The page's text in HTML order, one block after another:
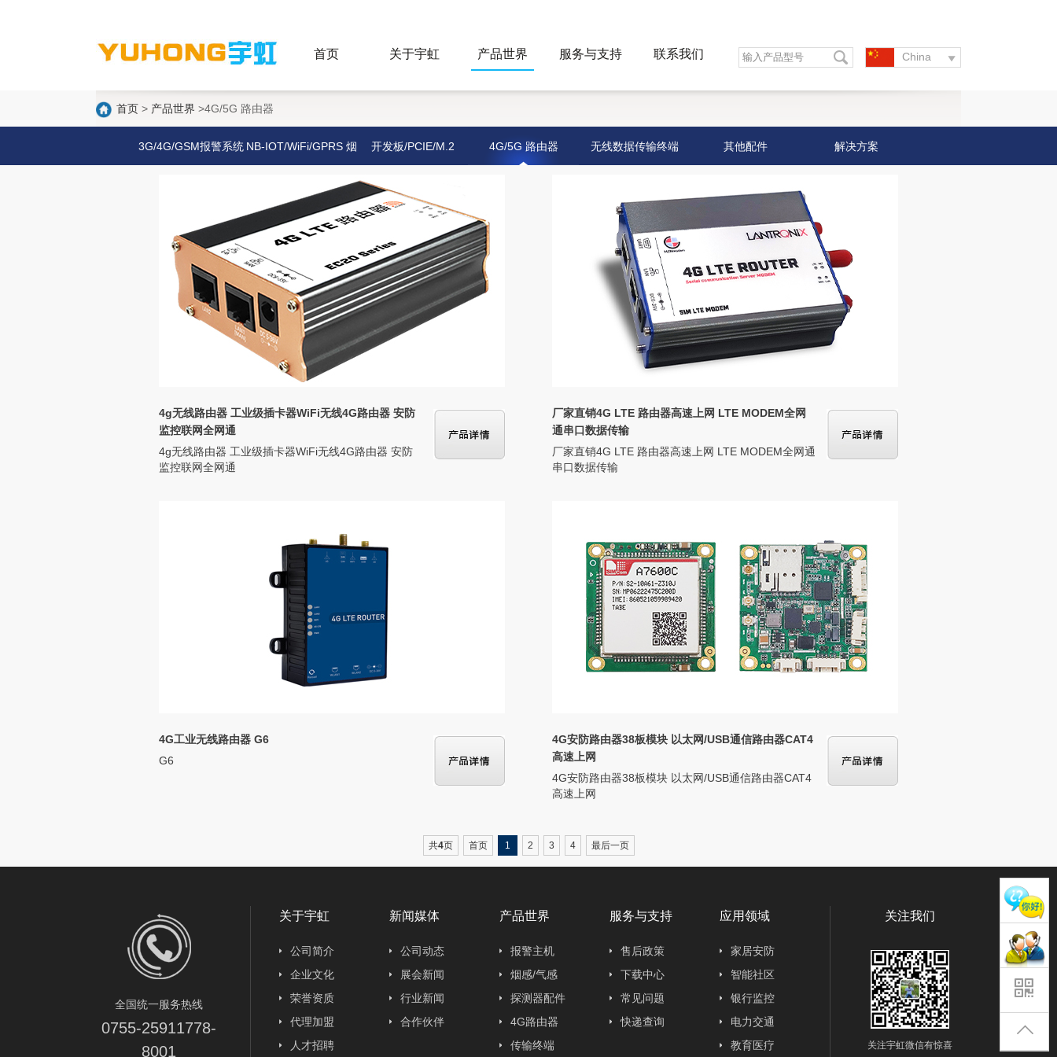
China
首页 关于宇虹 产品世界 服务与支持 联系我们
首页 > 产品世界 >4G/5G 路由器
3G/4G/GSM报警系统 NB-IOT/WiFi/GPRS 烟
感/燃气报警器
开发板/PCIE/M.2 4G/5G 路由器 无线数据传输终端 其他配件 解决方案
4G路由器 探测器配件
厂家直销4G LTE 路由器高速上网 LTE MODEM全网
通串口数据传输
厂家直销4G LTE 路由器高速上网 LTE MODEM全网通
串口数据传输
4g无线路由器 工业级插卡器WiFi无线4G路由器 安防
监控联网全网通
4g无线路由器 工业级插卡器WiFi无线4G路由器 安防
监控联网全网通
4G安防路由器38板模块 以太网/USB通信路由器CAT4
高速上网
4G安防路由器38板模块 以太网/USB通信路由器CAT4
高速上网
4G工业无线路由器 G6
G6
共4页 首页 1 2 3 4 最后一页
全国统一服务热线
0755-25911778-
8001
关于宇虹
公司简介
企业文化
荣誉资质
代理加盟
人才招聘
新闻媒体
公司动态
展会新闻
行业新闻
合作伙伴
产品世界
报警主机
烟感/气感
探测器配件
4G路由器
传输终端
服务与支持
售后政策
下载中心
常见问题
快递查询
应用领域
家居安防
智能社区
银行监控
电力交通
教育医疗
关注我们
关注宇虹微信有惊喜